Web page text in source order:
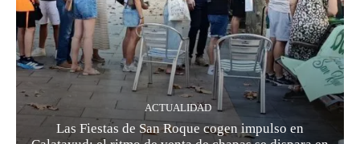
ACTUALIDAD
Las Fiestas de San Roque cogen impulso en